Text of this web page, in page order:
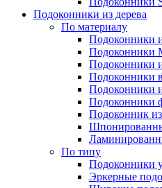
Подоконники из дерева
По материалу
Подоконники
Подоконники
Подоконники
Подоконники
Подоконники
Подоконник
По типу
Подоконники
Эркерные